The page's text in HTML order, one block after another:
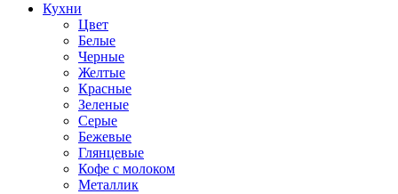
Кухни
Цвет
Белые
Черные
Желтые
Красные
Зеленые
Серые
Бежевые
Глянцевые
Кофе с молоком
Металлик